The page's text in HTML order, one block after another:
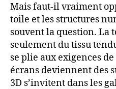
Mais faut-il vraiment
toile et les structures
souvent la question. La
seulement du tissu
se plie aux exigences
écrans deviennent des
3D s’invitent dans les